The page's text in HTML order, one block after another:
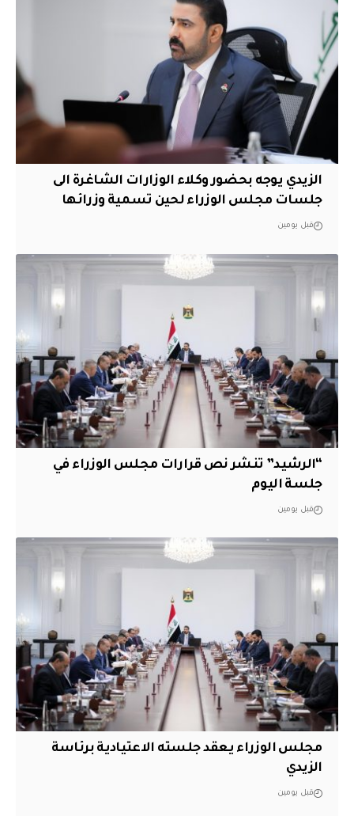
الزيدي يوجه بحضور وكلاء الوزارات الشاغرة الى
جلسات مجلس الوزراء لحين تسمية وزرائها
قبل يومين
“الرشيد” تنشر نص قرارات مجلس الوزراء في
جلسة اليوم
قبل يومين
مجلس الوزراء يعقد جلسته الاعتيادية برئاسة
الزيدي
قبل يومين